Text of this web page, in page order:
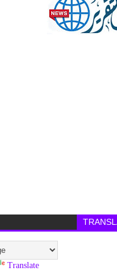
Translate